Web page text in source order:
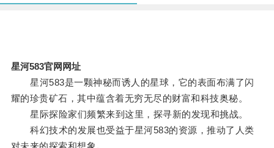
星河583官网网址
星河583是一颗神秘而诱人的星球，它的表面布满了闪
耀的珍贵矿石，其中蕴含着无穷无尽的财富和科技奥秘。
星际探险家们频繁来到这里，探寻新的发现和挑战。
科幻技术的发展也受益于星河583的资源，推动了人类